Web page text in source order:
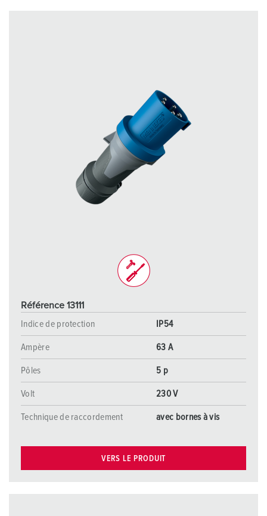
Référence 13111
Indice de protection
IP54
Ampère 63 A
Pôles 5 p
Volt 230 V
Technique de raccordement avec bornes à vis
VERS LE PRODUIT